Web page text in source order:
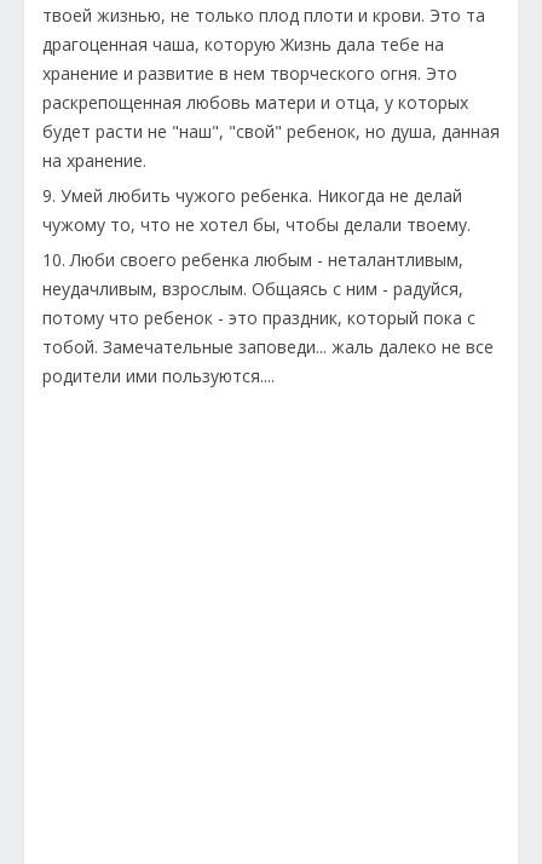
твоей жизнью, не только плод плоти и крови. Это та
драгоценная чаша, которую Жизнь дала тебе на
хранение и развитие в нем творческого огня. Это
раскрепощенная любовь матери и отца, у которых
будет расти не "наш", "свой" ребенок, но душа, данная
на хранение.
9. Умей любить чужого ребенка. Никогда не делай
чужому то, что не хотел бы, чтобы делали твоему.
10. Люби своего ребенка любым - неталантливым,
неудачливым, взрослым. Общаясь с ним - радуйся,
потому что ребенок - это праздник, который пока с
тобой. Замечательные заповеди... жаль далеко не все
родители ими пользуются....